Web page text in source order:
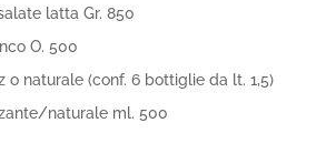
latta Gr. 850
O. 500
o naturale (conf. 6 bottiglie da lt. 1,5)
naturale ml. 500